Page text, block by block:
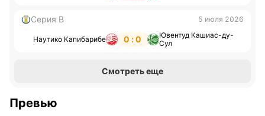
Серия B 5 июля 2026
Наутико Капибарибе 0 : 0
Ювентуд Кашиас-ду-
Сул
Смотреть еще
Превью